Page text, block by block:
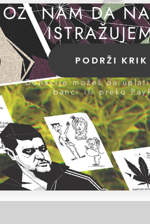
NAM DA
PODRŽI KRIK
Donacije možeš da
banci ili preko